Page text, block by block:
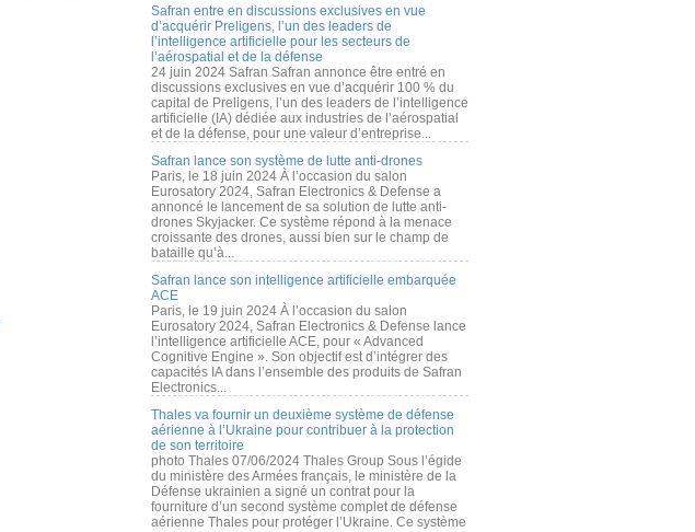
Safran entre en discussions exclusives en vue
d’acquérir Preligens, l’un des leaders de
l’intelligence artificielle pour les secteurs de
l’aérospatial et de la défense
24 juin 2024 Safran Safran annonce être entré en
discussions exclusives en vue d’acquérir 100 % du
capital de Preligens, l’un des leaders de l’intelligence
artificielle (IA) dédiée aux industries de l’aérospatial
et de la défense, pour une valeur d’entreprise...
Safran lance son système de lutte anti-drones
Paris, le 18 juin 2024 À l’occasion du salon
Eurosatory 2024, Safran Electronics & Defense a
annoncé le lancement de sa solution de lutte anti-
drones Skyjacker. Ce système répond à la menace
croissante des drones, aussi bien sur le champ de
bataille qu’à...
Safran lance son intelligence artificielle embarquée
ACE
Paris, le 19 juin 2024 À l’occasion du salon
Eurosatory 2024, Safran Electronics & Defense lance
l’intelligence artificielle ACE, pour « Advanced
Cognitive Engine ». Son objectif est d’intégrer des
capacités IA dans l’ensemble des produits de Safran
Electronics...
Thales va fournir un deuxième système de défense
aérienne à l’Ukraine pour contribuer à la protection
de son territoire
photo Thales 07/06/2024 Thales Group Sous l’égide
du ministère des Armées français, le ministère de la
Défense ukrainien a signé un contrat pour la
fourniture d’un second système complet de défense
aérienne Thales pour protéger l’Ukraine. Ce système